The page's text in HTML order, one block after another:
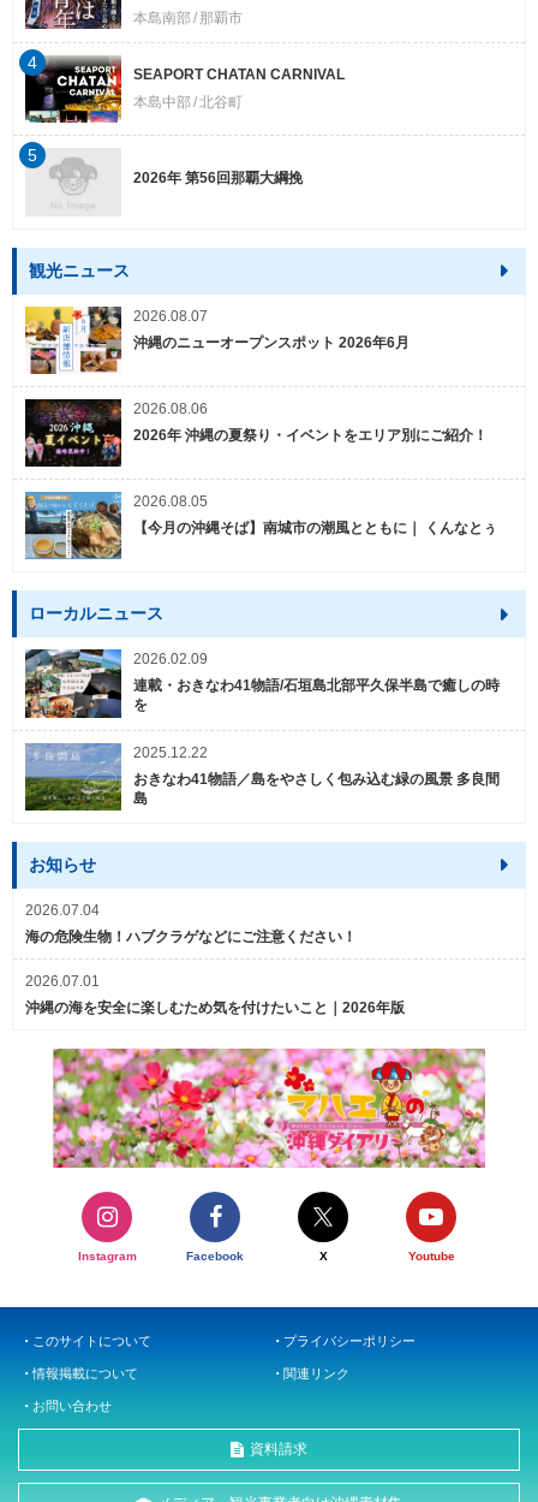
本島南部
那覇市
SEAPORT CHATAN CARNIVAL
本島中部 北谷町
4
2026年 第56回那覇大綱挽
5
観光ニュース
2026.08.07
沖縄のニューオープンスポット 2026年6月
2026.08.06
2026年 沖縄の夏祭り・イベントをエリア別にご紹介！
2026.08.05
【今月の沖縄そば】南城市の潮風とともに｜ くんなとぅ
ローカルニュース
2026.02.09
連載・おきなわ41物語/石垣島北部平久保半島で癒しの時
を
2025.12.22
おきなわ41物語／島をやさしく包み込む緑の風景 多良間
島
お知らせ
2026.07.04
海の危険生物！ハブクラゲなどにご注意ください！
2026.07.01
沖縄の海を安全に楽しむため気を付けたいこと｜2026年版
Instagram Facebook X Youtube
このサイトについて プライバシーポリシー
情報掲載について 関連リンク
お問い合わせ
資料請求